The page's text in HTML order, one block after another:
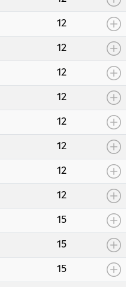
12
12
12
12
12
12
12
12
15
15
15